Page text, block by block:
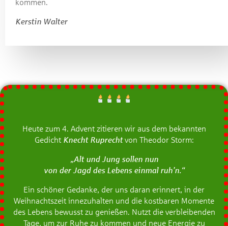
kommen.
Kerstin Walter
Heute zum 4. Advent zitieren wir aus dem bekannten
Gedicht Knecht Ruprechtvon Theodor Storm:
„Alt und Jung sollen nun
von der Jagd des Lebens einmal ruh’n.“
Ein schöner Gedanke, der uns daran erinnert, in der
Weihnachtszeit innezuhalten und die kostbaren Momente
des Lebens bewusst zu genießen. Nutzt die verbleibenden
Tage, um zur Ruhe zu kommen und neue Energie zu